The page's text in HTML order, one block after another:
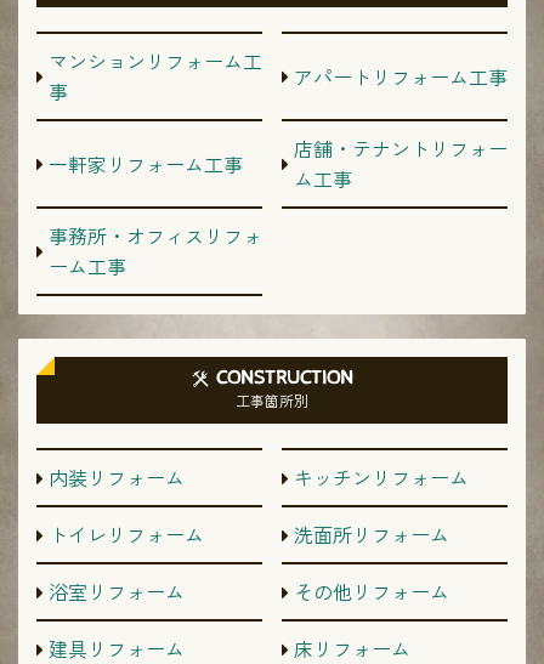
マンションリフォーム工
事
アパートリフォーム工事
一軒家リフォーム工事
店舗・テナントリフォー
ム工事
事務所・オフィスリフォ
ーム工事
CONSTRUCTION
工事箇所別
内装リフォーム
キッチンリフォーム
トイレリフォーム
洗面所リフォーム
浴室リフォーム
その他リフォーム
建具リフォーム
床リフォーム